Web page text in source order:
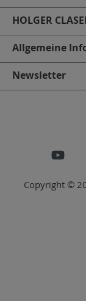
HOLGER
Allgemeine
Newsletter
Copyright ©